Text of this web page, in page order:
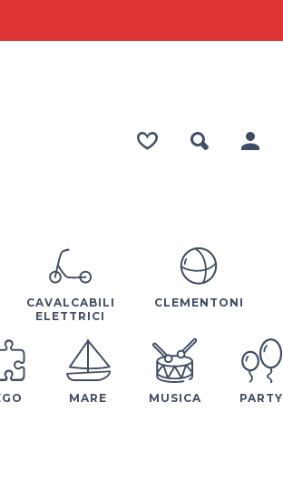
CAVALCABILI
ELETTRICI
CLEMENTONI
MARE MUSICA PARTY